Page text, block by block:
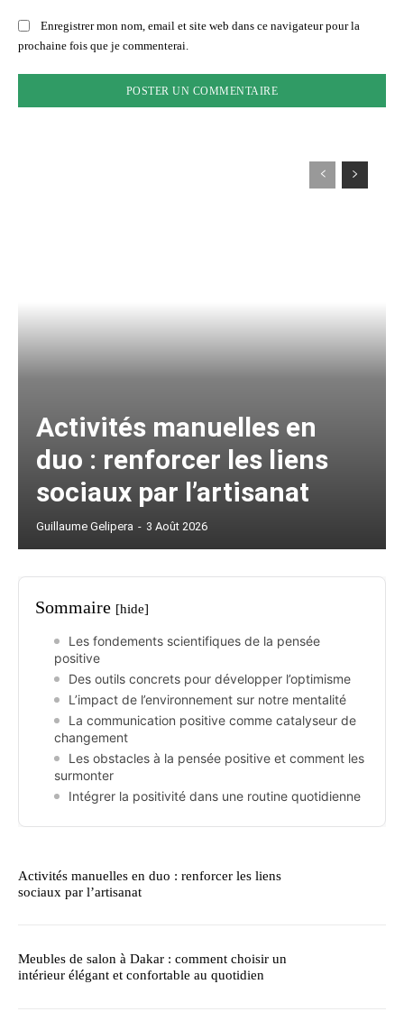
Enregistrer mon nom, email et site web dans ce navigateur pour la
prochaine fois que je commenterai.
Activités manuelles en
duo : renforcer les liens
sociaux par l’artisanat
Guillaume Gelipera - 3 Août 2026
Sommaire [hide]
Les fondements scientifiques de la pensée
positive
Des outils concrets pour développer l’optimisme
L’impact de l’environnement sur notre mentalité
La communication positive comme catalyseur de
changement
Les obstacles à la pensée positive et comment les
surmonter
Intégrer la positivité dans une routine quotidienne
Activités manuelles en duo : renforcer les liens
sociaux par l’artisanat
Meubles de salon à Dakar : comment choisir un
intérieur élégant et confortable au quotidien